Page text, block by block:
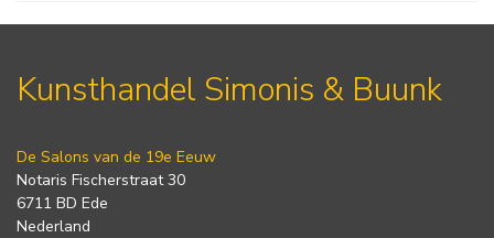
Kunsthandel Simonis & Buunk
De Salons van de 19e Eeuw
Notaris Fischerstraat 30
6711 BD Ede
Nederland